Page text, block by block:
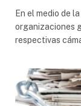
En el medio de
organizaciones
respectivas